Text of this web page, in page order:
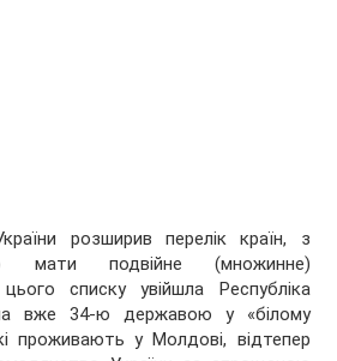
розширив перелік країн, з
мати подвійне (множинне)
списку увійшла Республіка
вже 34-ю державою у «білому
проживають у Молдові, відтепер